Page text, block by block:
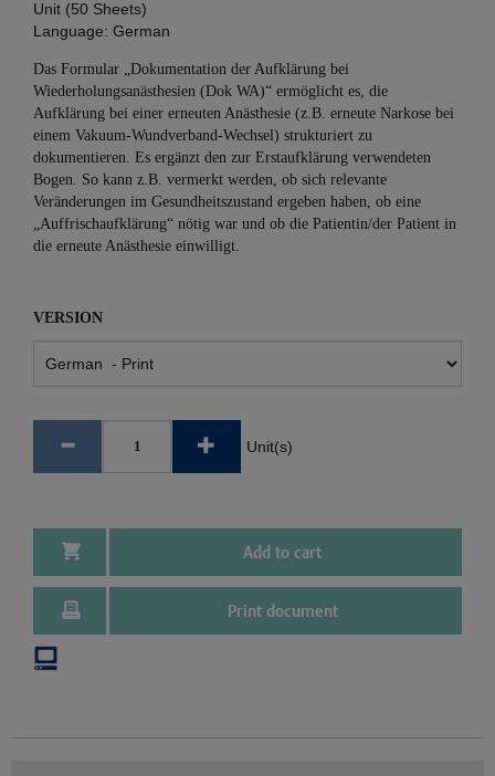
Unit (50 Sheets)
Language: German
Das Formular „Dokumentation der Aufklärung bei
Wiederholungsanästhesien (Dok WA)“ ermöglicht es, die
Aufklärung bei einer erneuten Anästhesie (z.B. erneute Narkose bei
einem Vakuum-Wundverband-Wechsel) strukturiert zu
dokumentieren. Es ergänzt den zur Erstaufklärung verwendeten
Bogen. So kann z.B. vermerkt werden, ob sich relevante
Veränderungen im Gesundheitszustand ergeben haben, ob eine
„Auffrischaufklärung“ nötig war und ob die Patientin/der Patient in
die erneute Anästhesie einwilligt.
VERSION
Unit(s)
Add to cart
Print document